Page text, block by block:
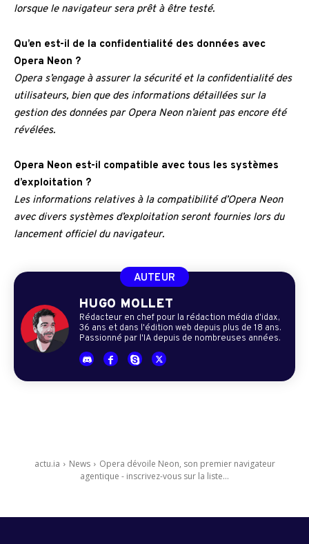
lorsque le navigateur sera prêt à être testé.
Qu’en est-il de la confidentialité des données avec
Opera Neon ?
Opera s’engage à assurer la sécurité et la confidentialité des
utilisateurs, bien que des informations détaillées sur la
gestion des données par Opera Neon n’aient pas encore été
révélées.
Opera Neon est-il compatible avec tous les systèmes
d’exploitation ?
Les informations relatives à la compatibilité d’Opera Neon
avec divers systèmes d’exploitation seront fournies lors du
lancement officiel du navigateur.
AUTEUR
HUGO MOLLET
Rédacteur en chef pour la rédaction média d'idax,
36 ans et dans l'édition web depuis plus de 18 ans.
Passionné par l'IA depuis de nombreuses années.
actu.ia News
Opera dévoile Neon, son premier navigateur
agentique - inscrivez-vous sur la liste...